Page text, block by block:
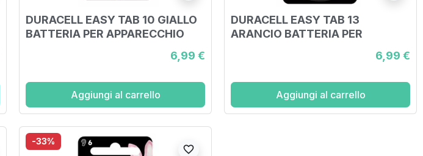
DURACELL EASY TAB 10 GIALLO
BATTERIA PER APPARECCHIO
6,99 €
Aggiungi al carrello
DURACELL EASY TAB 13
ARANCIO BATTERIA PER
6,99 €
Aggiungi al carrello
-33%
favorite_border